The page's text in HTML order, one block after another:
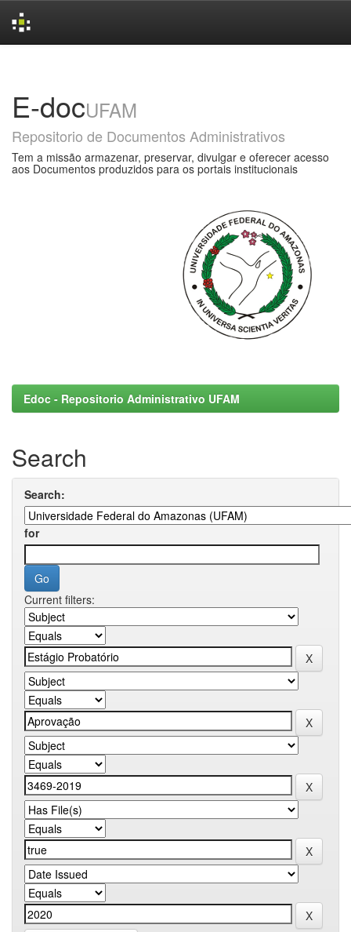
E-docUFAM
Repositorio de Documentos Administrativos
Tem a missão armazenar, preservar, divulgar e oferecer acesso
aos Documentos produzidos para os portais institucionais
Edoc - Repositorio Administrativo UFAM
Search
Search:
for
Current filters: